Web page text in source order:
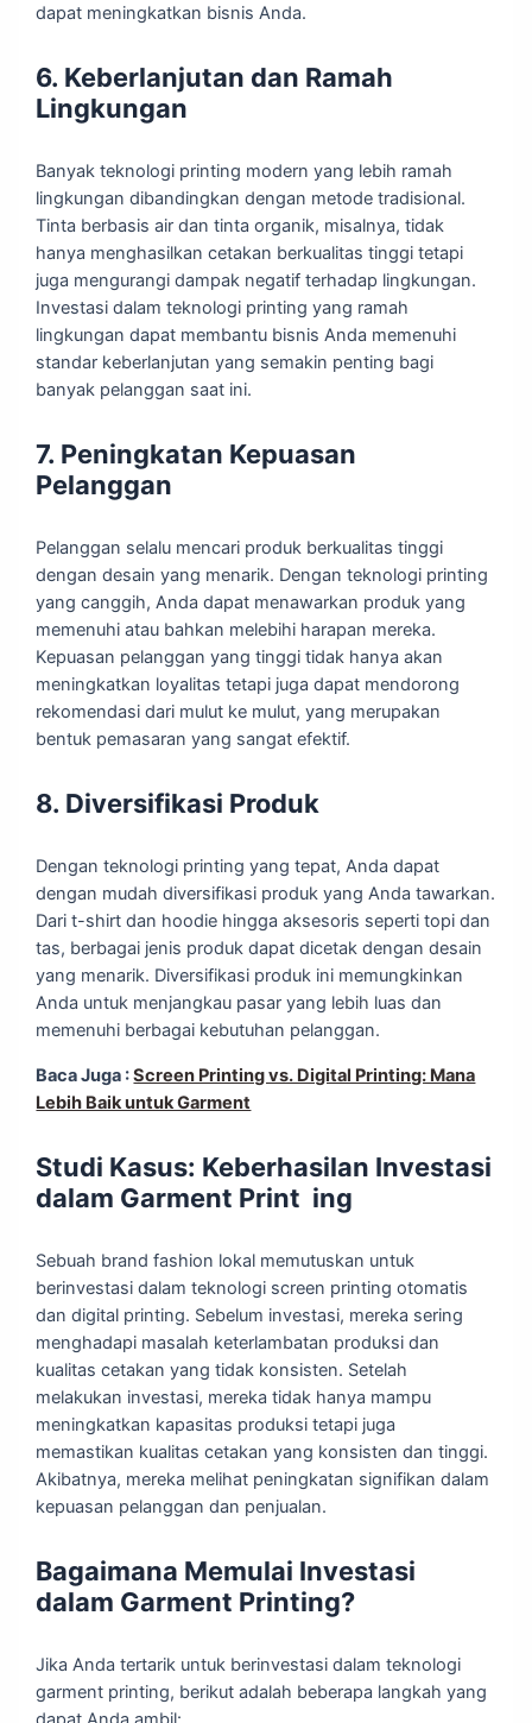
dapat meningkatkan bisnis Anda.
6. Keberlanjutan dan Ramah
Lingkungan
Banyak teknologi printing modern yang lebih ramah
lingkungan dibandingkan dengan metode tradisional.
Tinta berbasis air dan tinta organik, misalnya, tidak
hanya menghasilkan cetakan berkualitas tinggi tetapi
juga mengurangi dampak negatif terhadap lingkungan.
Investasi dalam teknologi printing yang ramah
lingkungan dapat membantu bisnis Anda memenuhi
standar keberlanjutan yang semakin penting bagi
banyak pelanggan saat ini.
7. Peningkatan Kepuasan
Pelanggan
Pelanggan selalu mencari produk berkualitas tinggi
dengan desain yang menarik. Dengan teknologi printing
yang canggih, Anda dapat menawarkan produk yang
memenuhi atau bahkan melebihi harapan mereka.
Kepuasan pelanggan yang tinggi tidak hanya akan
meningkatkan loyalitas tetapi juga dapat mendorong
rekomendasi dari mulut ke mulut, yang merupakan
bentuk pemasaran yang sangat efektif.
8. Diversifikasi Produk
Dengan teknologi printing yang tepat, Anda dapat
dengan mudah diversifikasi produk yang Anda tawarkan.
Dari t-shirt dan hoodie hingga aksesoris seperti topi dan
tas, berbagai jenis produk dapat dicetak dengan desain
yang menarik. Diversifikasi produk ini memungkinkan
Anda untuk menjangkau pasar yang lebih luas dan
memenuhi berbagai kebutuhan pelanggan.
Baca Juga :Screen Printing vs. Digital Printing: Mana
Lebih Baik untuk Garment
Studi Kasus: Keberhasilan Investasi
dalam Garment Print ing
Sebuah brand fashion lokal memutuskan untuk
berinvestasi dalam teknologi screen printing otomatis
dan digital printing. Sebelum investasi, mereka sering
menghadapi masalah keterlambatan produksi dan
kualitas cetakan yang tidak konsisten. Setelah
melakukan investasi, mereka tidak hanya mampu
meningkatkan kapasitas produksi tetapi juga
memastikan kualitas cetakan yang konsisten dan tinggi.
Akibatnya, mereka melihat peningkatan signifikan dalam
kepuasan pelanggan dan penjualan.
Bagaimana Memulai Investasi
dalam Garment Printing?
Jika Anda tertarik untuk berinvestasi dalam teknologi
garment printing, berikut adalah beberapa langkah yang